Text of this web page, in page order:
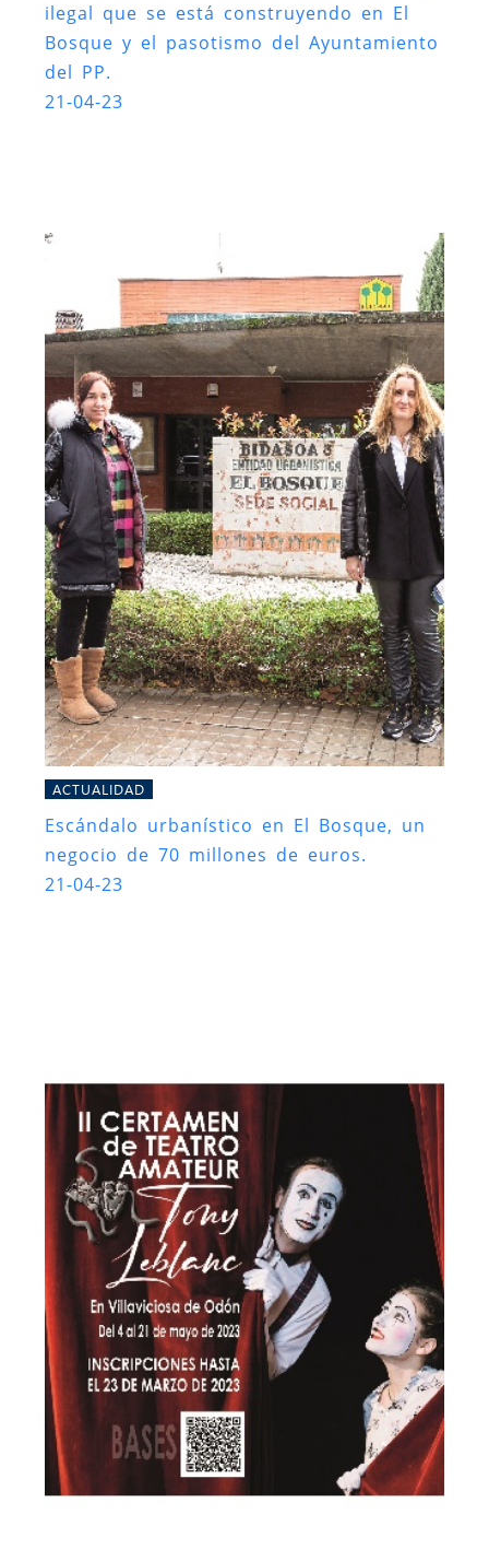
ilegal que se está construyendo en El
Bosque y el pasotismo del Ayuntamiento
del PP.
21-04-23
ACTUALIDAD
Escándalo urbanístico en El Bosque, un
negocio de 70 millones de euros.
21-04-23